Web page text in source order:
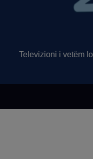
Televizioni i vetëm